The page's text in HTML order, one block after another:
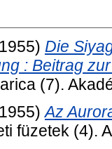
Die
: Beitrag
(7).
Az
füzetek (4).